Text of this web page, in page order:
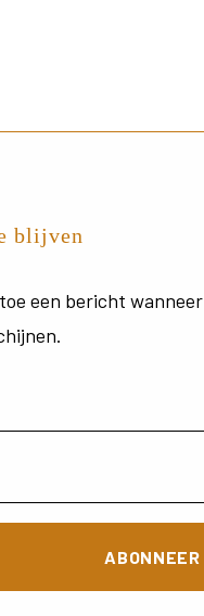
blijven
toe een bericht wanneer
ABONNEER